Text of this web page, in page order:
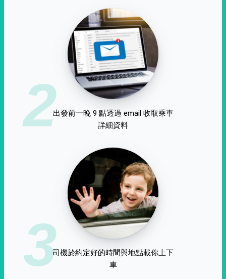
2出發前一晚 9 點透過 email 收取乘車
詳細資料
3司機於約定好的時間與地點載你上下
車